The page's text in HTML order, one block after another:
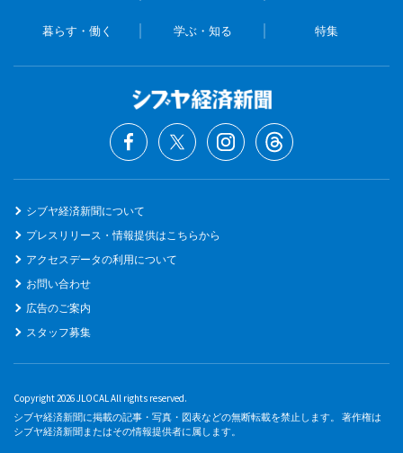
暮らす・働く 学ぶ・知る 特集
シブヤ経済新聞について
プレスリリース・情報提供はこちらから
アクセスデータの利用について
お問い合わせ
広告のご案内
スタッフ募集
Copyright 2026 JLOCAL All rights reserved.
シブヤ経済新聞に掲載の記事・写真・図表などの無断転載を禁止します。 著作権は
シブヤ経済新聞またはその情報提供者に属します。